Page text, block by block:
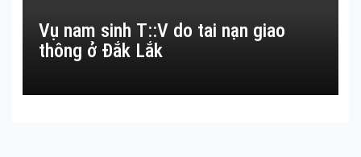
Vụ nam sinh T::V do tai nạn giao
thông ở Đắk Lắk